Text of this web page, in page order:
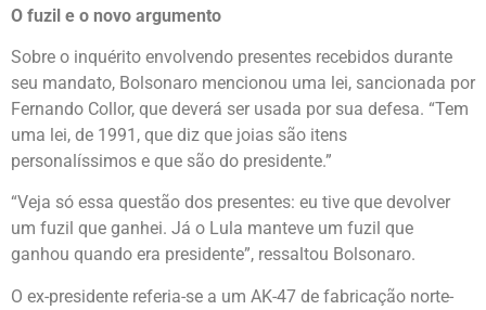
O fuzil e o novo argumento
Sobre o inquérito envolvendo presentes recebidos durante
seu mandato, Bolsonaro mencionou uma lei, sancionada por
Fernando Collor, que deverá ser usada por sua defesa. “Tem
uma lei, de 1991, que diz que joias são itens
personalíssimos e que são do presidente.”
“Veja só essa questão dos presentes: eu tive que devolver
um fuzil que ganhei. Já o Lula manteve um fuzil que
ganhou quando era presidente”, ressaltou Bolsonaro.
O ex-presidente referia-se a um AK-47 de fabricação norte-